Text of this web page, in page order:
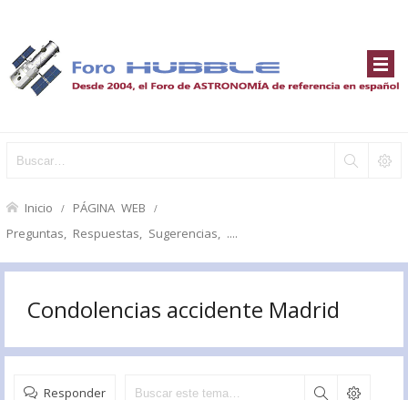
Inicio PÁGINA WEB
Preguntas, Respuestas, Sugerencias, ....
Condolencias accidente Madrid
Responder